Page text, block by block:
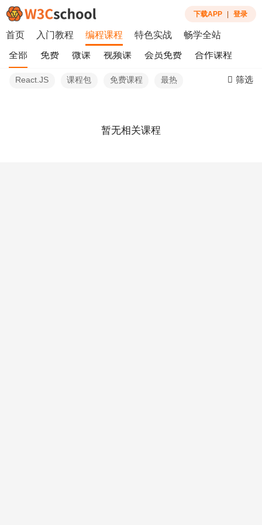
下载APP 登录
首页 入门教程 编程课程 特色实战 畅学全站
全部 免费 微课 视频课 会员免费 合作课程
React.JS 课程包 免费课程 最热 筛选
暂无相关课程